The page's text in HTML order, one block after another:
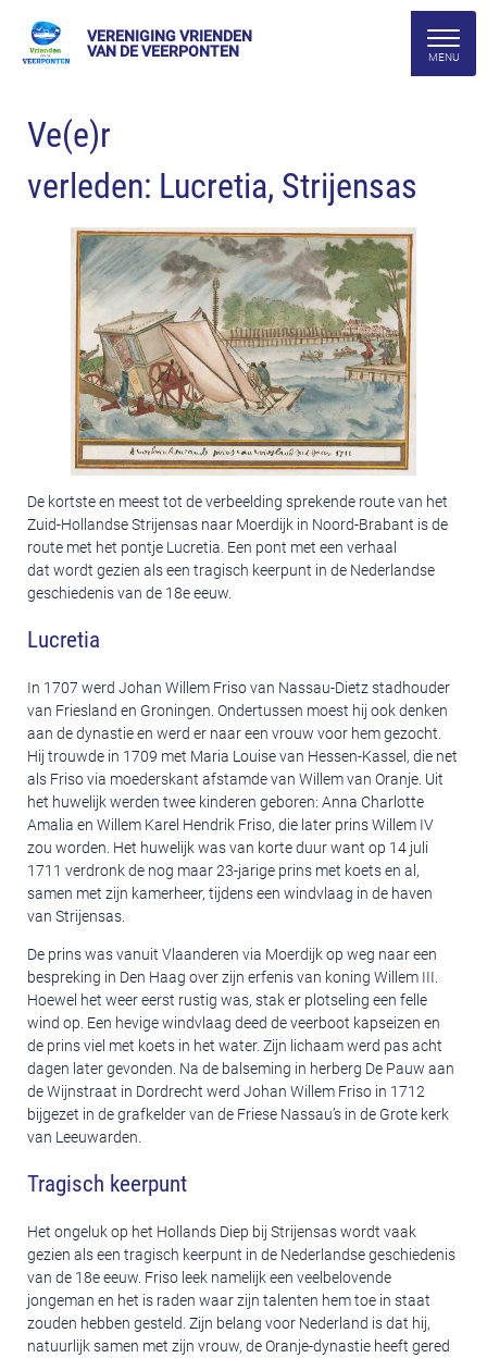
VERENIGING VRIENDEN
VAN DE VEERPONTEN
Ve(e)r
verleden: Lucretia, Strijensas
De kortste en meest tot de verbeelding sprekende route van het
Zuid-Hollandse Strijensas naar Moerdijk in Noord-Brabant is de
route met het pontje Lucretia. Een pont met een verhaal
dat wordt gezien als een tragisch keerpunt in de Nederlandse
geschiedenis van de 18e eeuw.
Lucretia
In 1707 werd Johan Willem Friso van Nassau-Dietz stadhouder
van Friesland en Groningen. Ondertussen moest hij ook denken
aan de dynastie en werd er naar een vrouw voor hem gezocht.
Hij trouwde in 1709 met Maria Louise van Hessen-Kassel, die net
als Friso via moederskant afstamde van Willem van Oranje. Uit
het huwelijk werden twee kinderen geboren: Anna Charlotte
Amalia en Willem Karel Hendrik Friso, die later prins Willem IV
zou worden. Het huwelijk was van korte duur want op 14 juli
1711 verdronk de nog maar 23-jarige prins met koets en al,
samen met zijn kamerheer, tijdens een windvlaag in de haven
van Strijensas.
De prins was vanuit Vlaanderen via Moerdijk op weg naar een
bespreking in Den Haag over zijn erfenis van koning Willem III.
Hoewel het weer eerst rustig was, stak er plotseling een felle
wind op. Een hevige windvlaag deed de veerboot kapseizen en
de prins viel met koets in het water. Zijn lichaam werd pas acht
dagen later gevonden. Na de balseming in herberg De Pauw aan
de Wijnstraat in Dordrecht werd Johan Willem Friso in 1712
bijgezet in de grafkelder van de Friese Nassau’s in de Grote kerk
van Leeuwarden.
Tragisch keerpunt
Het ongeluk op het Hollands Diep bij Strijensas wordt vaak
gezien als een tragisch keerpunt in de Nederlandse geschiedenis
van de 18e eeuw. Friso leek namelijk een veelbelovende
jongeman en het is raden waar zijn talenten hem toe in staat
zouden hebben gesteld. Zijn belang voor Nederland is dat hij,
natuurlijk samen met zijn vrouw, de Oranje-dynastie heeft gered